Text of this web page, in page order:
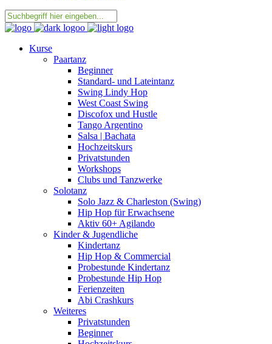
Kurse
Paartanz
Beginner
Standard- und Lateintanz
Swing Lindy Hop
West Coast Swing
Discofox und Hustle
Tango Argentino
Salsa | Bachata
Hochzeitskurs
Privatstunden
Workshops
Clubs und Tanzwerke
Solotanz
Solo Jazz & Charleston (Swing)
Hip Hop für Erwachsene
Aktiv 60+ Agilando
Kinder & Jugendliche
Kindertanz
Hip Hop & Commercial
Probestunde Kindertanz
Probestunde Hip Hop
Ferienzeiten
Abi Crashkurs
Weiteres
Privatstunden
Beginner